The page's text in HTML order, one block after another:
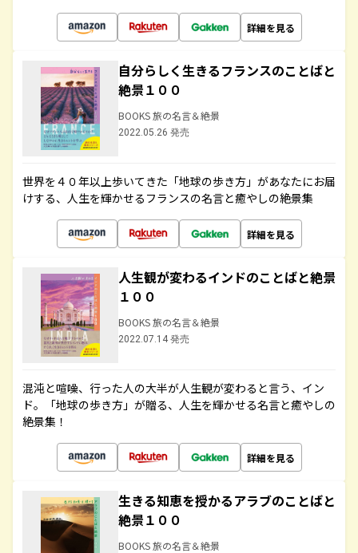
詳細を見る
自分らしく生きるフランスのことばと
絶景１００
BOOKS 旅の名言＆絶景
2022.05.26 発売
世界を４０年以上歩いてきた「地球の歩き方」があなたにお届
けする、人生を輝かせるフランスの名言と癒やしの絶景集
詳細を見る
人生観が変わるインドのことばと絶景
１００
BOOKS 旅の名言＆絶景
2022.07.14 発売
混沌と喧噪、行った人の大半が人生観が変わると言う、イン
ド。「地球の歩き方」が贈る、人生を輝かせる名言と癒やしの
絶景集！
詳細を見る
生きる知恵を授かるアラブのことばと
絶景１００
BOOKS 旅の名言＆絶景